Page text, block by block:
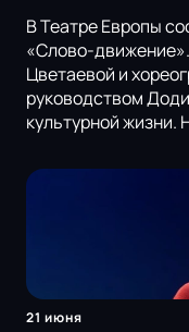
В Театре Европы
«Слово-
Цветаевой и
руководством
культурной жизни.
21 июня